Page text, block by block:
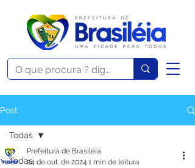
Post
Todas
Todas
Prefeitura de Brasiléia
24 de out. de 2024 1 min de leitura